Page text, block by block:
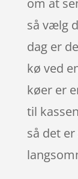
så vælg
dag er
kø ved
køer er
til
så det